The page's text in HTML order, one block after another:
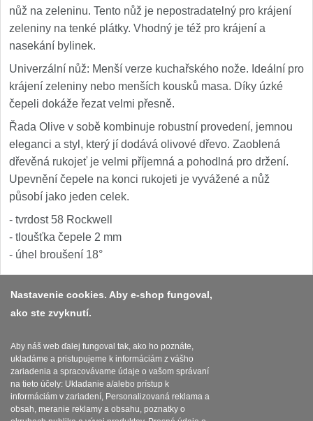
nůž na zeleninu. Tento nůž je nepostradatelný pro krájení
zeleniny na tenké plátky. Vhodný je též pro krájení a
nasekání bylinek.
Univerzální nůž: Menší verze kuchařského nože. Ideální pro
krájení zeleniny nebo menších kousků masa. Díky úzké
čepeli dokáže řezat velmi přesně.
Řada Olive v sobě kombinuje robustní provedení, jemnou
eleganci a styl, který jí dodává olivové dřevo. Zaoblená
dřevěná rukojeť je velmi příjemná a pohodlná pro držení.
Upevnění čepele na konci rukojeti je vyvážené a nůž
působí jako jeden celek.
- tvrdost 58 Rockwell
- tloušťka čepele 2 mm
- úhel broušení 18°
Platba a dodávka
Obchodní podmínky
Zasady zpracovani osobnich udaju
Reklamační řád
Nastavenie cookies. Aby e-shop fungoval,
ako ste zvyknutí.
Aby náš web ďalej fungoval tak, ako ho poznáte,
ukladáme a pristupujeme k informáciám z vášho
zariadenia a spracovávame údaje o vašom správaní
na tieto účely: Ukladanie a/alebo prístup k
informáciám v zariadení, Personalizovaná reklama a
obsah, meranie reklamy a obsahu, poznatky o